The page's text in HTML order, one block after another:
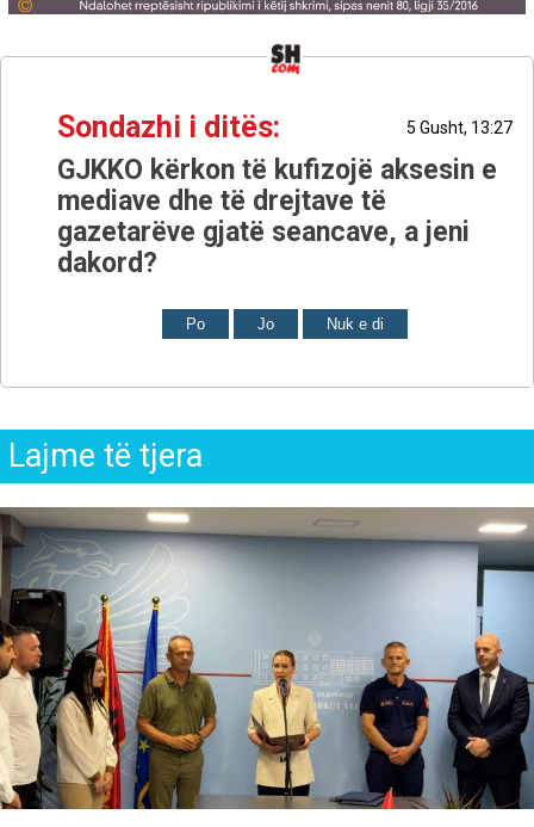
Sondazhi i ditës: 5 Gusht, 13:27
GJKKO kërkon të kufizojë aksesin e
mediave dhe të drejtave të
gazetarëve gjatë seancave, a jeni
dakord?
Po Jo Nuk e di
Lajme të tjera